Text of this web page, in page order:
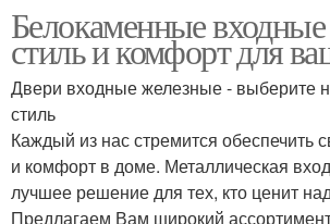
Белокаменные входные
стиль и комфорт для
Двери входные железные - выберите
стиль
Каждый из нас стремится обеспечить
и комфорт в доме. Металлическая
лучшее решение для тех, кто ценит
Предлагаем Вам широкий